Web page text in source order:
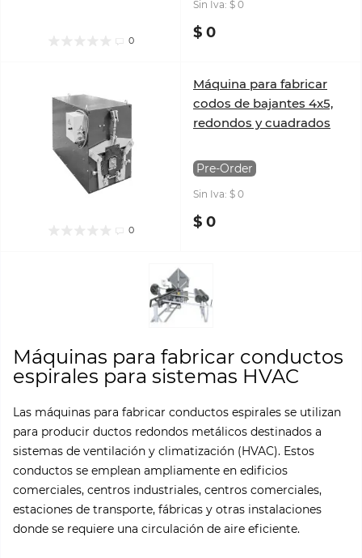
0
Sin Iva: $ 0
$ 0
0
Máquina para fabricar
codos de bajantes 4x5,
redondos y cuadrados
Pre-Order
Sin Iva: $ 0
$ 0
Máquinas para fabricar conductos
espirales para sistemas HVAC
Las máquinas para fabricar conductos espirales se utilizan
para producir ductos redondos metálicos destinados a
sistemas de ventilación y climatización (HVAC). Estos
conductos se emplean ampliamente en edificios
comerciales, centros industriales, centros comerciales,
estaciones de transporte, fábricas y otras instalaciones
donde se requiere una circulación de aire eficiente.